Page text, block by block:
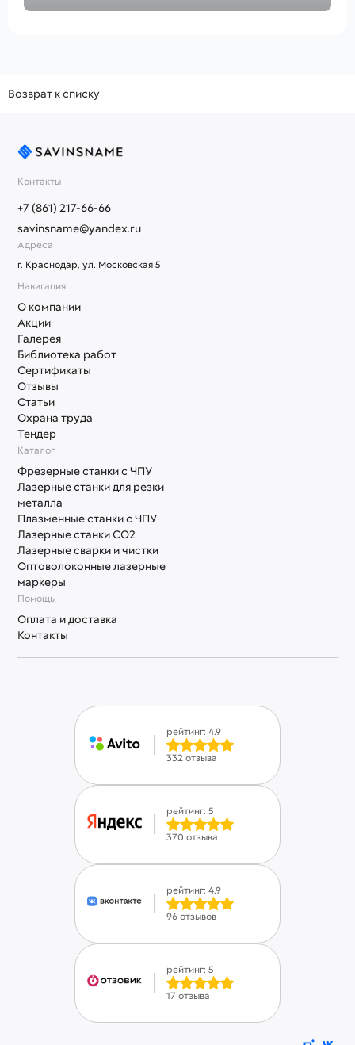
Возврат к списку
Контакты
+7 (861) 217-66-66
savinsname@yandex.ru
Адреса
г. Краснодар, ул. Московская 5
Помощь
Оплата и доставка
Контакты
Навигация
О компании
Акции
Галерея
Библиотека работ
Сертификаты
Отзывы
Статьи
Охрана труда
Тендер
Каталог
Фрезерные станки с ЧПУ
Лазерные станки для резки
металла
Плазменные станки с ЧПУ
Лазерные станки СО2
Лазерные сварки и чистки
Оптоволоконные лазерные
маркеры
рейтинг: 4.9
332 отзыва
рейтинг: 5
370 отзыва
рейтинг: 4.9
96 отзывов
рейтинг: 5
17 отзыва